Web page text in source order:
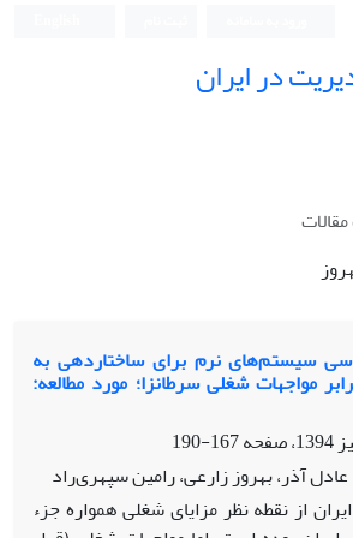
در ایران
سیستم‌های نرم برای ساختاردهی به
مواجهات شغلی سرطانزا؛ مورد مطالعه:
167-190
آذر، بهروز زارعی، رامین سپهری‌راد
از نقطه نظر مزایای شغلی همواره جزء